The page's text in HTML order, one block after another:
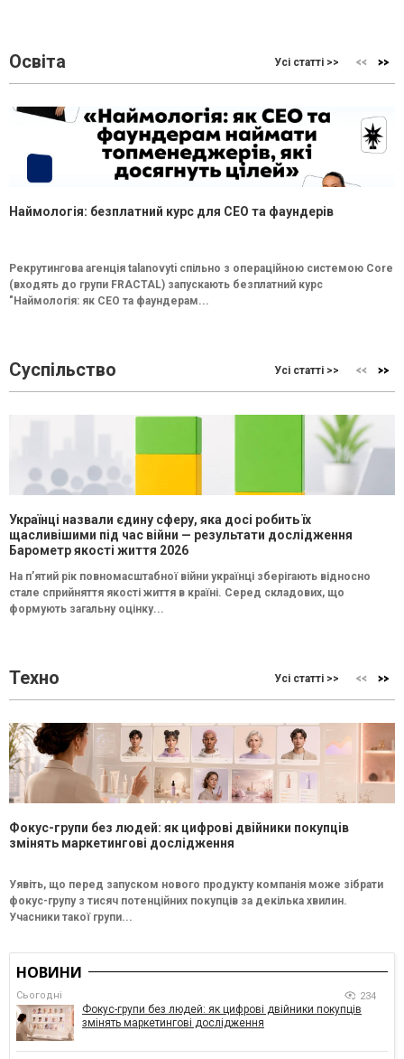
Освіта Усі статті >>
Наймологія: безплатний курс для CEO та фаундерів
Рекрутингова агенція talanovyti спільно з операційною системою Core
(входять до групи FRACTAL) запускають безплатний курс
"Наймологія: як СEO та фаундерам...
Суспільство Усі статті >>
Українці назвали єдину сферу, яка досі робить їх
щасливішими під час війни — результати дослідження
Барометр якості життя 2026
На п’ятий рік повномасштабної війни українці зберігають відносно
стале сприйняття якості життя в країні. Серед складових, що
формують загальну оцінку...
Техно Усі статті >>
Фокус-групи без людей: як цифрові двійники покупців
змінять маркетингові дослідження
Уявіть, що перед запуском нового продукту компанія може зібрати
фокус-групу з тисяч потенційних покупців за декілька хвилин.
Учасники такої групи...
НОВИНИ
Сьогодні 234
Фокус-групи без людей: як цифрові двійники покупців
змінять маркетингові дослідження